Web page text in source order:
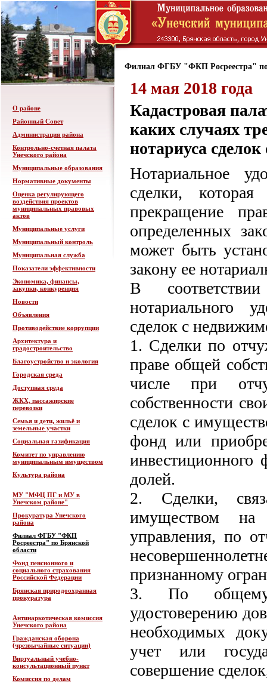
О районе
Районный Совет
Администрация района
Контрольно-счетная палата
Унечского района
Муниципальные образования
Нормативные документы
Оценка регулирующего
воздействия проектов
муниципальных правовых
актов
Муниципальные услуги
Муниципальный контроль
Муниципальная служба
Показатели эффективности
Экономика, финансы,
закупки, конкуренция
Новости
Объявления
Противодействие коррупции
Архитектура и
градостроительство
Благоустройство и экология
Городская среда
Доступная среда
ЖКХ, пассажирские
перевозки
Семья и дети, жильё и
земельные участки
Социальная газификация
Комитет по управлению
муниципальным имуществом
Культура района
МУ "МФЦ ПГ и МУ в
Унечском районе"
Прокуратура Унечского
района
Филиал ФГБУ "ФКП
Росреестра" по Брянской
области
Фонд пенсионного и
социального страхования
Российской Федерации
Брянская природоохранная
прокуратура
Антинаркотическая комиссия
Унечского района
Гражданская оборона
(чрезвычайные ситуации)
Виртуальный учебно-
консультационный пункт
Комиссия по делам
Филиал ФГБУ "ФКП Росреестра" по
14 мая 2018 года
Кадастровая
каких случаях
нотариуса
Нотариальное
сделки,
прекращение
определенных
может быть
закону ее
В
нотариального
сделок с
1. Сделки по
праве общей
числе при
собственности
сделок с
фонд или
долей.
2. Сделки,
имуществом на
управления, по
признанному
3. По общему
удостоверению
необходимых
учет или
совершение